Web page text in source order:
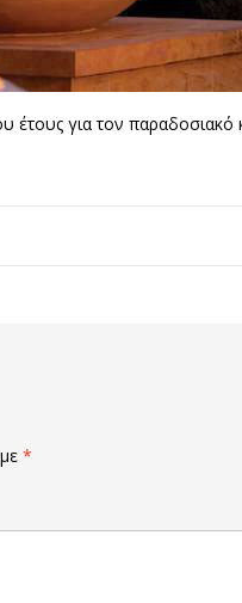
έτους για τον
*